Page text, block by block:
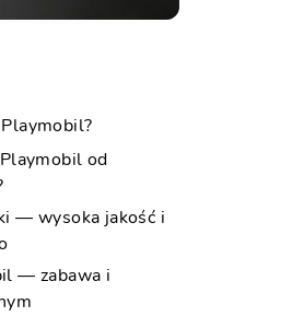
od
— wysoka jakość i
— zabawa i